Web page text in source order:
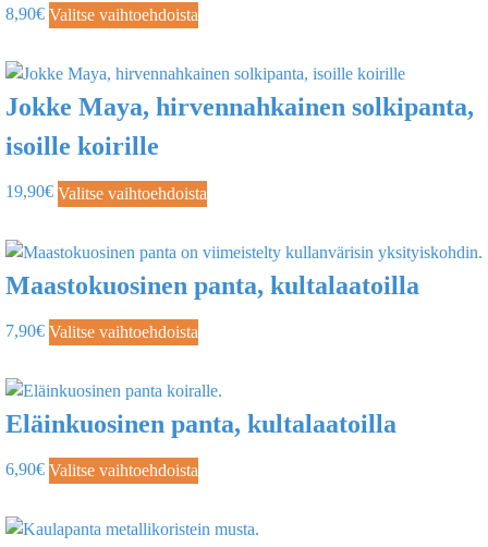
8,90€ Valitse vaihtoehdoista
Jokke Maya, hirvennahkainen solkipanta,
isoille koirille
19,90€ Valitse vaihtoehdoista
Maastokuosinen panta, kultalaatoilla
7,90€ Valitse vaihtoehdoista
Eläinkuosinen panta, kultalaatoilla
6,90€ Valitse vaihtoehdoista